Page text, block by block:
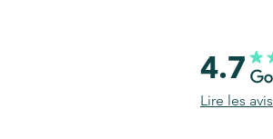
4.7
Lire les avis